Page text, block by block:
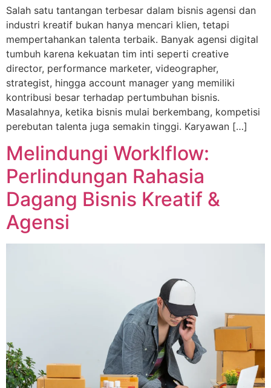
Salah satu tantangan terbesar dalam bisnis agensi dan
industri kreatif bukan hanya mencari klien, tetapi
mempertahankan talenta terbaik. Banyak agensi digital
tumbuh karena kekuatan tim inti seperti creative
director, performance marketer, videographer,
strategist, hingga account manager yang memiliki
kontribusi besar terhadap pertumbuhan bisnis.
Masalahnya, ketika bisnis mulai berkembang, kompetisi
perebutan talenta juga semakin tinggi. Karyawan […]
Melindungi Worklflow:
Perlindungan Rahasia
Dagang Bisnis Kreatif &
Agensi